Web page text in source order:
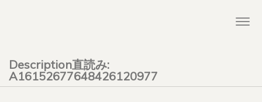
Description直読み:
A16152677648426120977